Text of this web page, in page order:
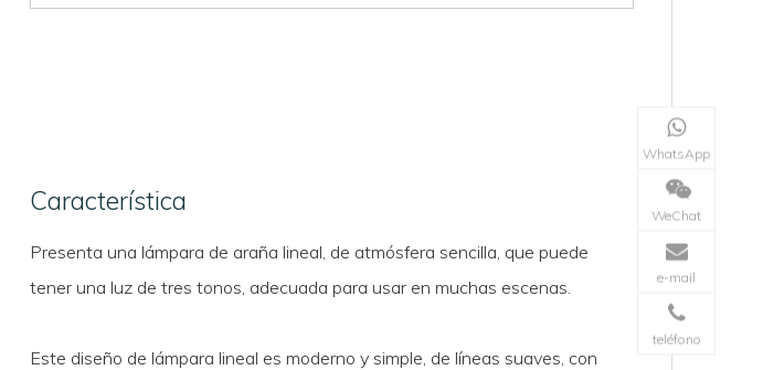
Característica
Presenta una lámpara de araña lineal, de atmósfera sencilla, que puede
tener una luz de tres tonos, adecuada para usar en muchas escenas.
Este diseño de lámpara lineal es moderno y simple, de líneas suaves, con
WhatsApp
WeChat
e-mail
teléfono